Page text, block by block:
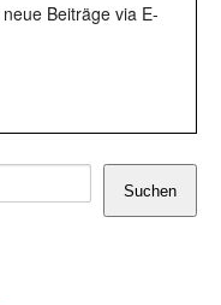
Beiträge via E-
Suchen